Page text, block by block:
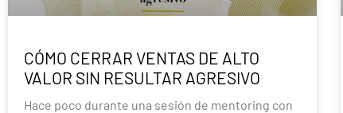
CÓMO CERRAR VENTAS DE ALTO
VALOR SIN RESULTAR AGRESIVO
Hace poco durante una sesión de mentoring con